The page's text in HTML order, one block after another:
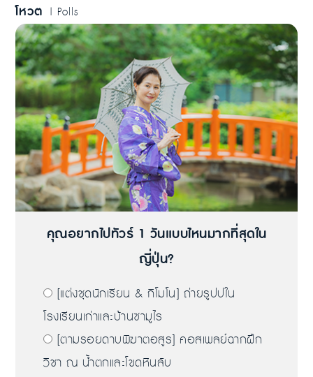
โหวต | Polls
คุณอยากไปทัวร์ 1 วันแบบไหนมากที่สุดใน
ญี่ปุ่น?
[แต่งชุดนักเรียน & กิโมโน] ถ่ายรูปปใน
โรงเรียนเก่าและบ้านซามูไร
[ตามรอยดาบพิฆาตอสูร] คอสเพลย์ฉากฝึก
วิชา ณ น้ำตกและโขดหินลับ